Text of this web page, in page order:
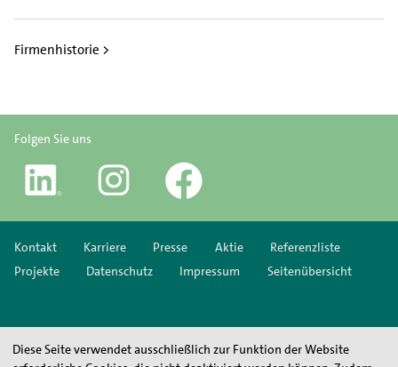
Diese Seite verwendet ausschließlich zur Funktion der Website
Firmenhistorie >
Folgen Sie uns
Kontakt Karriere Presse Aktie
Referenzliste
Projekte
Datenschutz Impressum Seitenübersicht